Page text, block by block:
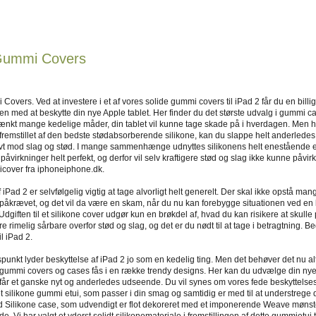
Covers
Covers. Ved at investere i et af vores solide gummi covers til iPad 2 får du en
med at beskytte din nye Apple tablet. Her finder du det største udvalg i gummi
mange kedelige måder, din tablet vil kunne tage skade på i hverdagen. Men
af den bedste stødabsorberende silikone, kan du slappe helt
mod slag og stød. I mange sammenhænge udnyttes silikonens helt enestående
helt perfekt, og derfor vil selv kraftigere stød og slag ikke kunne
fra iphoneiphone.dk.
iPad 2 er selvfølgelig vigtig at tage alvorligt helt generelt. Der skal ikke opstå
og det vil da være en skam, når du nu kan forebygge situationen ved en
til et silikone cover udgør kun en brøkdel af, hvad du kan risikere at
rimelig sårbare overfor stød og slag, og det er du nødt til at tage i betragtning.
iPad 2.
lyder beskyttelse af iPad 2 jo som en kedelig ting. Men det behøver det nu
covers og cases fås i en række trendy designs. Her kan du udvælge din
et ganske nyt og anderledes udseende. Du vil synes om vores fede
silikone gummi etui, som passer i din smag og samtidig er med til at
Silikone case, som udvendigt er flot dekoreret med et imponerende Weave